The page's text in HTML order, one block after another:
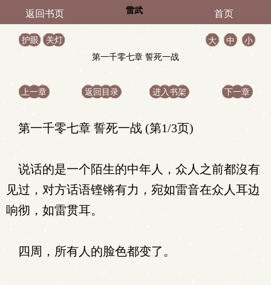
返回书页 雷武 首页
护眼 关灯 大 中
小
第一千零七章 誓死一战
上一章 返回目录 进入书架 下一章
第一千零七章 誓死一战 (第1/3页)
说话的是一个陌生的中年人，众人之前都沒有
见过，对方话语铿锵有力，宛如雷音在众人耳边
响彻，如雷贯耳。
四周，所有人的脸色都变了。